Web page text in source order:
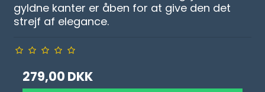
gyldne kanter er åben for at give den det
strejf af elegance.
279,00 DKK